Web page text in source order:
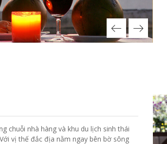
chuỗi nhà hàng và khu du lịch sinh thái
vị thế đắc địa nằm ngay bên bờ sông